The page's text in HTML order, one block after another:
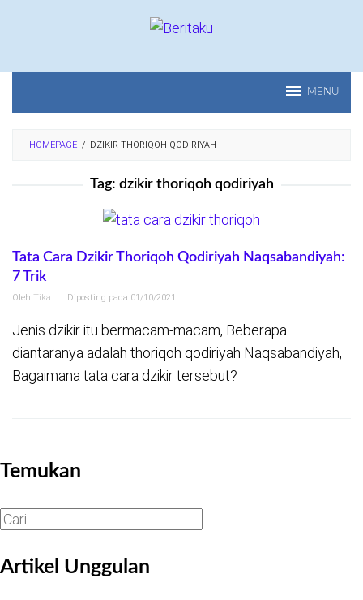
MENU
HOMEPAGE / DZIKIR THORIQOH QODIRIYAH
Tag: dzikir thoriqoh qodiriyah
Tata Cara Dzikir Thoriqoh Qodiriyah Naqsabandiyah:
7 Trik
Oleh Tika Diposting pada 01/10/2021
Jenis dzikir itu bermacam-macam, Beberapa
diantaranya adalah thoriqoh qodiriyah Naqsabandiyah,
Bagaimana tata cara dzikir tersebut?
Temukan
Cari
Artikel Unggulan